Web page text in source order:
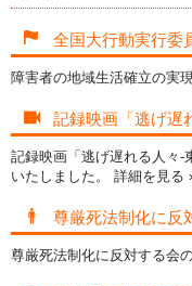
全国大行動実行委
障害者の地域生活確立の実
記録映画「逃げ遅
記録映画「逃げ遅れる人々-
いたしました。 詳細を見る
尊厳死法制化に反
尊厳死法制化に反対する会